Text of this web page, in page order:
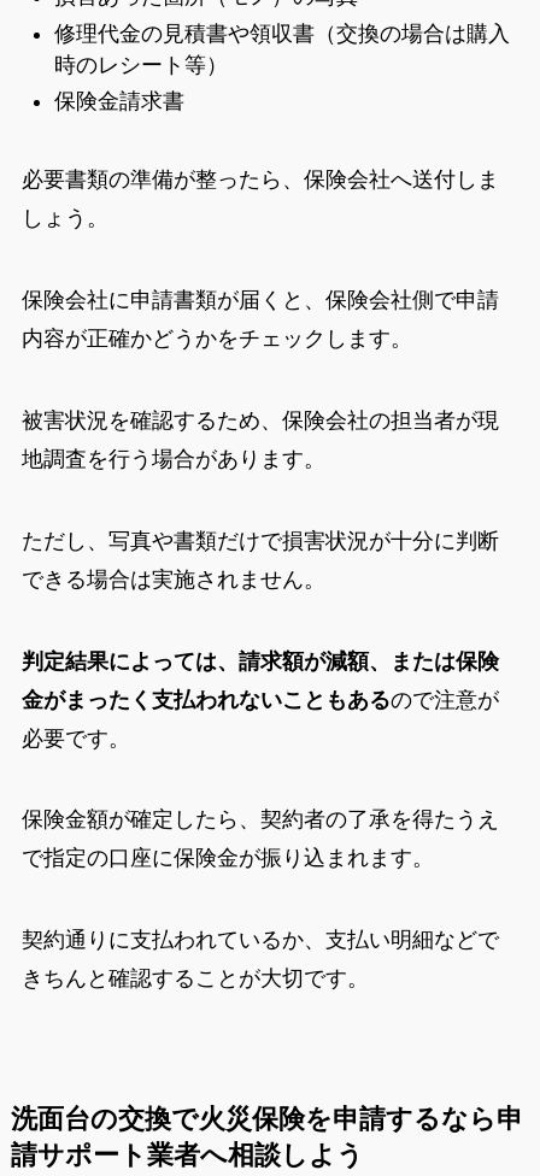
修理代金の見積書や領収書（交換の場合は購入
時のレシート等）
保険金請求書
必要書類の準備が整ったら、保険会社へ送付しま
しょう。
保険会社に申請書類が届くと、保険会社側で申請
内容が正確かどうかをチェックします。
被害状況を確認するため、保険会社の担当者が現
地調査を行う場合があります。
ただし、写真や書類だけで損害状況が十分に判断
できる場合は実施されません。
判定結果によっては、請求額が減額、または保険
金がまったく支払われないこともあるので注意が
必要です。
保険金額が確定したら、契約者の了承を得たうえ
で指定の口座に保険金が振り込まれます。
契約通りに支払われているか、支払い明細などで
きちんと確認することが大切です。
洗面台の交換で火災保険を申請するなら申
請サポート業者へ相談しよう